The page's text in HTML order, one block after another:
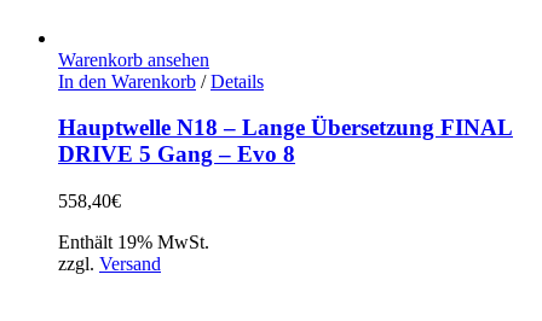
Warenkorb ansehen
In den Warenkorb / Details
Hauptwelle N18 – Lange Übersetzung FINAL
DRIVE 5 Gang – Evo 8
558,40€
Enthält 19% MwSt.
zzgl. Versand